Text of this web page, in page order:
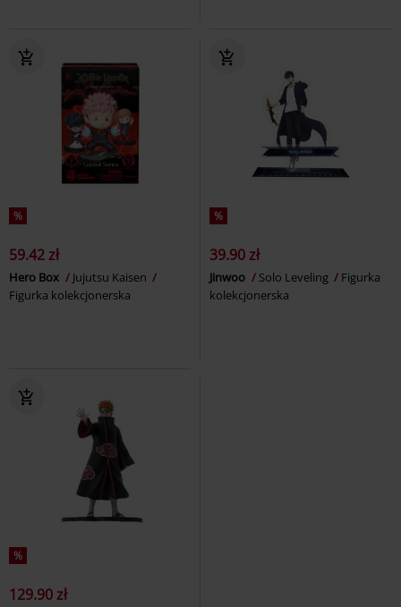
%
59.42 zł
Hero Box
Jujutsu Kaisen
Figurka kolekcjonerska
%
39.90 zł
Jinwoo Solo Leveling
Figurka
kolekcjonerska
%
129.90 zł